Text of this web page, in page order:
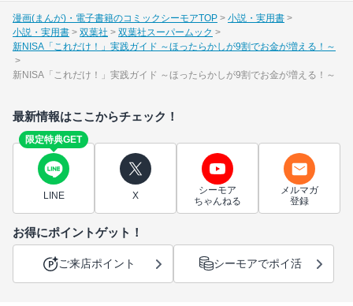
漫画(まんが)・電子書籍のコミックシーモアTOP
小説・実用書
小説・実用書
双葉社
双葉社スーパームック
新NISA「これだけ！」実践ガイド ～ほったらかしが9割でお金が増える！～
新NISA「これだけ！」実践ガイド ～ほったらかしが9割でお金が増える！～
最新情報はここからチェック！
限定特典GET
LINE X
シーモア
ちゃんねる
メルマガ
登録
お得にポイントゲット！
ご来店ポイント シーモアでポイ活